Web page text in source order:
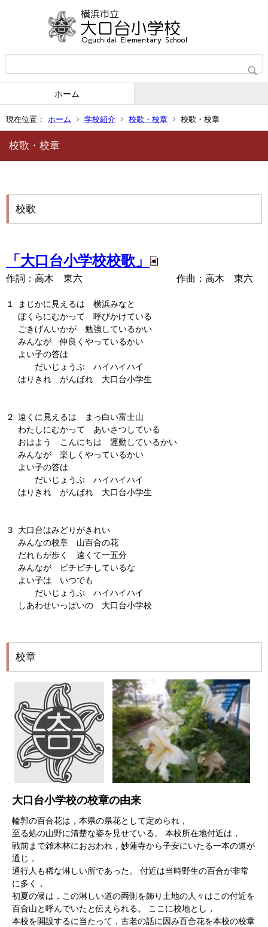
ホーム
現在位置： ホーム 学校紹介 校歌・校章 校歌・校章
校歌・校章
校歌
「大口台小学校校歌」
作詞：高木 東六 作曲：高木 東六
１
まじかに見えるは 横浜みなと
ぼくらにむかって 呼びかけている
ごきげんいかが 勉強しているかい
みんなが 仲良くやっているかい
よい子の答は
だいじょうぶ ハイハイハイ
はりきれ がんばれ 大口台小学生
２ 遠くに見えるは まっ白い富士山
わたしにむかって あいさつしている
おはよう こんにちは 運動しているかい
みんなが 楽しくやっているかい
よい子の答は
だいじょうぶ ハイハイハイ
はりきれ がんばれ 大口台小学生
３
大口台はみどりがきれい
みんなの校章 山百合の花
だれもが歩く 遠くて一五分
みんなが ピチピチしているな
よい子は いつでも
だいじょうぶ ハイハイハイ
しあわせいっぱいの 大口台小学校
校章
大口台小学校の校章の由来
輪郭の百合花は，本県の県花として定められ，
至る処の山野に清楚な姿を見せている。 本校所在地付近は，
戦前まで雑木林におおわれ，妙蓮寺から子安にいたる一本の道が
通じ，
通行人も稀な淋しい所であった。 付近は当時野生の百合が非常
に多く，
初夏の候は，この淋しい道の両側を飾り土地の人々はこの付近を
百合山と呼んでいたと伝えられる。 ここに校地とし，
本校を開設するに当たって，古老の話に因み百合花を本校の校章